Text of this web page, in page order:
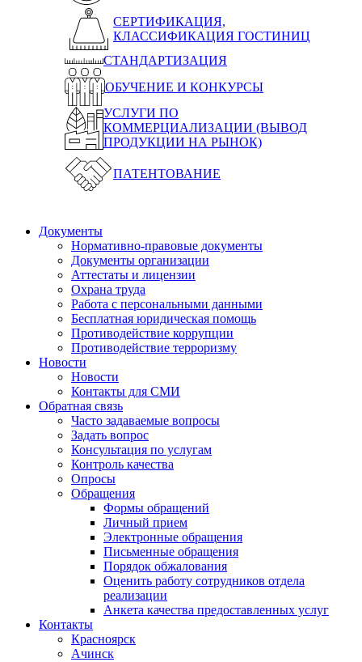
СЕРТИФИКАЦИЯ,
КЛАССИФИКАЦИЯ ГОСТИНИЦ
СТАНДАРТИЗАЦИЯ
ОБУЧЕНИЕ И КОНКУРСЫ
УСЛУГИ ПО
КОММЕРЦИАЛИЗАЦИИ (ВЫВОД
ПРОДУКЦИИ НА РЫНОК)
ПАТЕНТОВАНИЕ
Документы
Нормативно-правовые документы
Документы организации
Аттестаты и лицензии
Охрана труда
Работа с персональными данными
Бесплатная юридическая помощь
Противодействие коррупции
Противодействие терроризму
Новости
Новости
Контакты для СМИ
Обратная связь
Часто задаваемые вопросы
Задать вопрос
Консультация по услугам
Контроль качества
Опросы
Обращения
Формы обращений
Личный прием
Электронные обращения
Письменные обращения
Порядок обжалования
Оценить работу сотрудников отдела
реализации
Анкета качества предоставленных услуг
Контакты
Красноярск
Ачинск